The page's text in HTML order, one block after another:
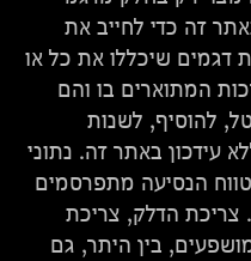
זה כדי לחייב את
דגמים שיכללו את כל או
המתוארים בו והם
להוסיף, לשנות
עידכון באתר זה. נתוני
הנסיעה מתפרסמים
צריכת הדלק, צריכת
בין היתר, גם